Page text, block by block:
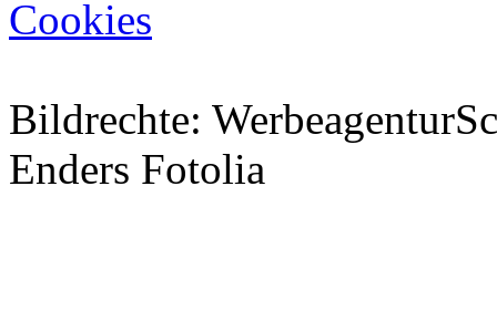
Cookies
Bildrechte:
Enders Fotolia